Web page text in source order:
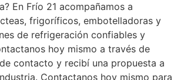
En Frío 21 acompañamos a
frigoríficos, embotelladoras y
de refrigeración confiables y
hoy mismo a través de
contacto y recibí una propuesta a
Contactanos hoy mismo para